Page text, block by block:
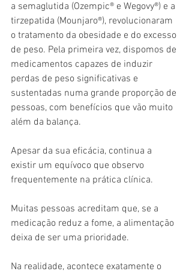
a semaglutida (Ozempic® e Wegovy®) e a
tirzepatida (Mounjaro®), revolucionaram
o tratamento da obesidade e do excesso
de peso. Pela primeira vez, dispomos de
medicamentos capazes de induzir
perdas de peso significativas e
sustentadas numa grande proporção de
pessoas, com benefícios que vão muito
além da balança.
Apesar da sua eficácia, continua a
existir um equívoco que observo
frequentemente na prática clínica.
Muitas pessoas acreditam que, se a
medicação reduz a fome, a alimentação
deixa de ser uma prioridade.
Na realidade, acontece exatamente o